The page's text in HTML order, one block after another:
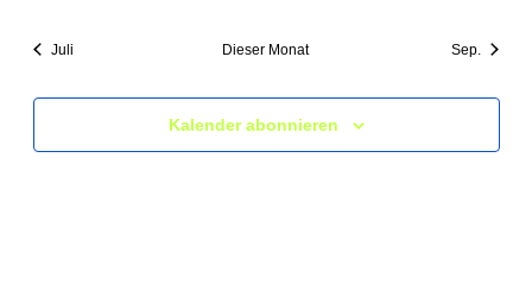
Juli Dieser Monat Sep.
Kalender abonnieren